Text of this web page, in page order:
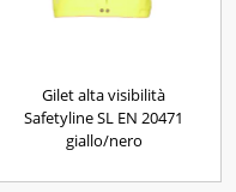
Gilet alta visibilità
Safetyline SL EN 20471
giallo/nero